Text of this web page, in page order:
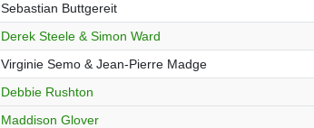
Sebastian Buttgereit
Derek Steele & Simon Ward
Virginie Semo & Jean-Pierre Madge
Debbie Rushton
Maddison Glover